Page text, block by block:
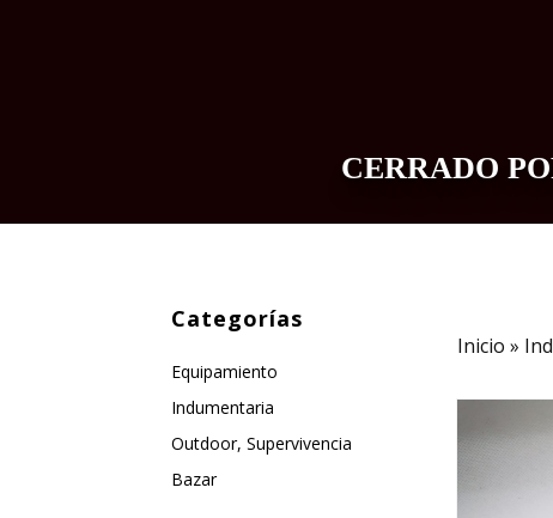
CERRADO
Categorías
Equipamiento
Indumentaria
Outdoor, Supervivencia
Bazar
Inicio »